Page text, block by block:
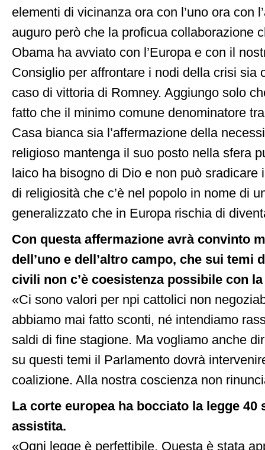
elementi di vicinanza ora con l’uno ora con
auguro però che la proficua collaborazione
Obama ha avviato con l’Europa e con il
Consiglio per affrontare i nodi della crisi sia
caso di vittoria di Romney. Aggiungo solo
fatto che il minimo comune denominatore
Casa bianca sia l’affermazione della
religioso mantenga il suo posto nella sfera
laico ha bisogno di Dio e non può sradicare
di religiosità che c’è nel popolo in nome di
generalizzato che in Europa rischia di
Con questa affermazione avrà convinto
dell’uno e dell’altro campo, che sui temi
civili non c’è coesistenza possibile con
«Ci sono valori per npi cattolici non
abbiamo mai fatto sconti, né intendiamo
saldi di fine stagione. Ma vogliamo anche
su questi temi il Parlamento dovrà
coalizione. Alla nostra coscienza non
La corte europea ha bocciato la legge 40
assistita.
«Ogni legge è perfettibile. Questa è stata